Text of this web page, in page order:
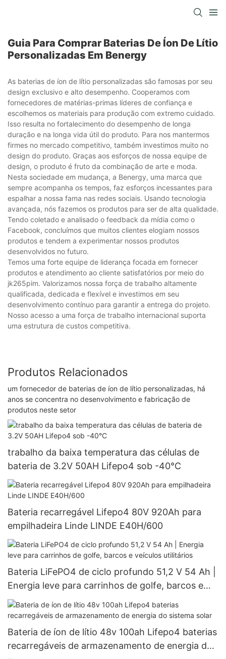
Guia Para Comprar Baterias De Íon De Lítio
Personalizadas Em Benergy
As baterias de íon de lítio personalizadas são famosas por seu
design exclusivo e alto desempenho. Cooperamos com
fornecedores de matérias-primas líderes de confiança e
escolhemos os materiais para produção com extremo cuidado.
Isso resulta no fortalecimento do desempenho de longa
duração e na longa vida útil do produto. Para nos mantermos
firmes no mercado competitivo, também investimos muito no
design do produto. Graças aos esforços de nossa equipe de
design, o produto é fruto da combinação de arte e moda.
Nesta sociedade em mudança, a Benergy, uma marca que
sempre acompanha os tempos, faz esforços incessantes para
espalhar a nossa fama nas redes sociais. Usando tecnologia
avançada, nós fazemos os produtos para ser de alta qualidade.
Tendo coletado e analisado o feedback da mídia como o
Facebook, concluímos que muitos clientes elogiam nossos
produtos e tendem a experimentar nossos produtos
desenvolvidos no futuro.
Temos uma forte equipe de liderança focada em fornecer
produtos e atendimento ao cliente satisfatórios por meio do
jk265pim. Valorizamos nossa força de trabalho altamente
qualificada, dedicada e flexível e investimos em seu
desenvolvimento contínuo para garantir a entrega do projeto.
Nosso acesso a uma força de trabalho internacional suporta
uma estrutura de custos competitiva.
Produtos Relacionados
um fornecedor de baterias de íon de lítio personalizadas, há
anos se concentra no desenvolvimento e fabricação de
produtos neste setor
trabalho da baixa temperatura das células de
bateria de 3.2V 50AH Lifepo4 sob -40°C
Bateria recarregável Lifepo4 80V 920Ah para
empilhadeira Linde LINDE E40H/600
Bateria LiFePO4 de ciclo profundo 51,2 V 54 Ah |
Energia leve para carrinhos de golfe, barcos e
veículos utilitários
Bateria de íon de lítio 48v 100ah Lifepo4 baterias
recarregáveis ​​de armazenamento de energia do